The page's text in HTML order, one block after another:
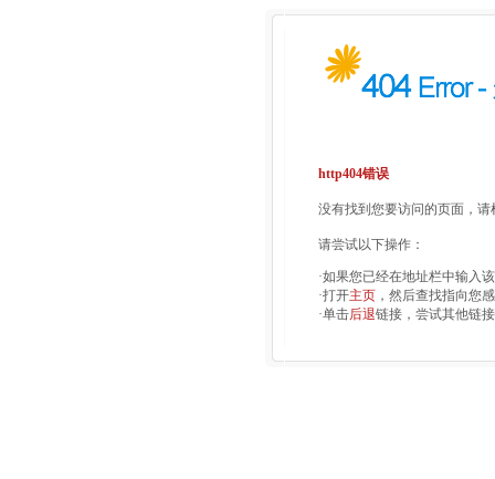
http404错误
没有找到您要访问的页面，
请尝试以下操作：
·如果您已经在地址栏中输入
·打开主页 ，然后查找指向您
·单击后退链接，尝试其他链